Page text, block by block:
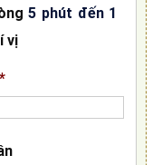
5 phút đến 1
vị
*